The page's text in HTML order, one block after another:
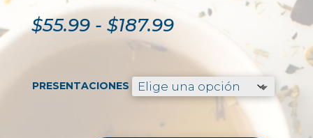
$55.99 - $187.99Rango
precios:
desde
$55.99
hasta
$187.99
PRESENTACIONES